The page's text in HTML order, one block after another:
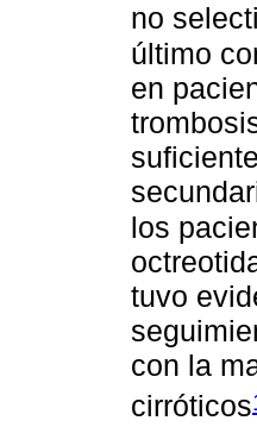
no
último
en
los
tuvo
con la
cirróticos